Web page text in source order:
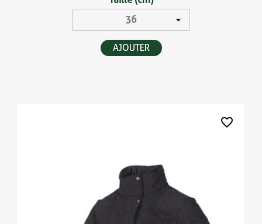
AJOUTER
favorite_border